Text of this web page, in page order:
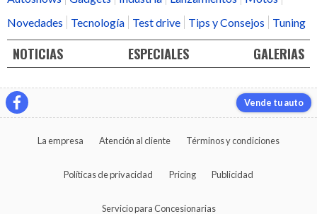
Novedades
Tecnología Test drive Tips y Consejos Tuning
NOTICIAS ESPECIALES GALERIAS
Vende tu auto
La empresa Atención al cliente Términos y condiciones
Políticas de privacidad Pricing Publicidad
Servicio para Concesionarias